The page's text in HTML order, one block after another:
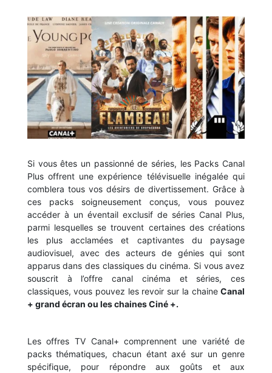
Si vous êtes un passionné de séries, les Packs Canal
Plus offrent une expérience télévisuelle inégalée qui
comblera tous vos désirs de divertissement. Grâce à
ces packs soigneusement conçus, vous pouvez
accéder à un éventail exclusif de séries Canal Plus,
parmi lesquelles se trouvent certaines des créations
les plus acclamées et captivantes du paysage
audiovisuel, avec des acteurs de génies qui sont
apparus dans des classiques du cinéma. Si vous avez
souscrit à l’offre canal cinéma et séries, ces
classiques, vous pouvez les revoir sur la chaineCanal
+ grand écran ou les chaines Ciné +.
Les offres TV Canal+ comprennent une variété de
packs thématiques, chacun étant axé sur un genre
spécifique, pour répondre aux goûts et aux